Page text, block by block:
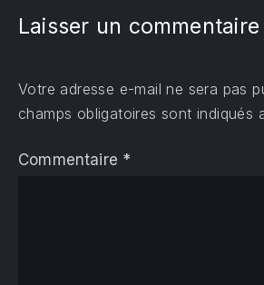
Laisser un commentaire
Votre adresse e-mail ne sera pas
champs obligatoires sont indiqués
Commentaire *